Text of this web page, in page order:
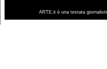
ARTE.it è una testata